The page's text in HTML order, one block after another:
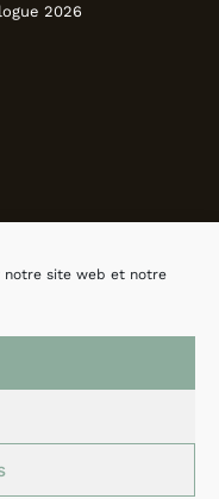
notre site web et notre
2026